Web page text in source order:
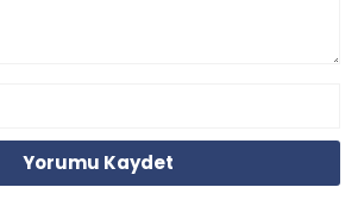
Yorumu Kaydet